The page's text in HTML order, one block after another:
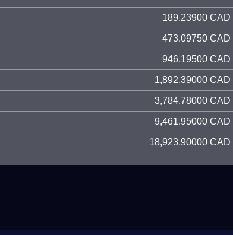
189.23900 CAD
473.09750 CAD
946.19500 CAD
1,892.39000 CAD
3,784.78000 CAD
9,461.95000 CAD
18,923.90000 CAD